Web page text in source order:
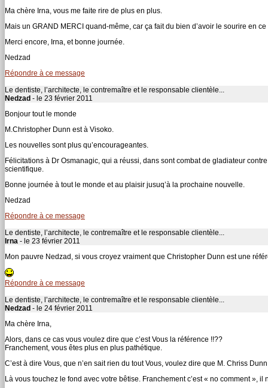
Ma chère Irna, vous me faite rire de plus en plus.
Mais un GRAND MERCI quand-même, car ça fait du bien d’avoir le sourire en
Merci encore, Irna, et bonne journée.
Nedzad
Répondre à ce message
Le dentiste, l’architecte, le contremaître et le responsable clientèle...
Nedzad - le 23 février 2011
Bonjour tout le monde
M.Christopher Dunn est à Visoko.
Les nouvelles sont plus qu’encourageantes.
Félicitations à Dr Osmanagic, qui a réussi, dans sont combat de gladiateur
scientifique.
Bonne journée à tout le monde et au plaisir jusuq’à la prochaine nouvelle.
Nedzad
Répondre à ce message
Le dentiste, l’architecte, le contremaître et le responsable clientèle...
Irna - le 23 février 2011
Mon pauvre Nedzad, si vous croyez vraiment que Christopher Dunn est une
Répondre à ce message
Le dentiste, l’architecte, le contremaître et le responsable clientèle...
Nedzad - le 24 février 2011
Ma chère Irna,
Alors, dans ce cas vous voulez dire que c’est Vous la référence !!??
Franchement, vous êtes plus en plus pathétique.
C’est à dire Vous, que n’en sait rien du tout Vous, voulez dire que M. Chriss
Là vous touchez le fond avec votre bêtise. Franchement c’est « no comment »,